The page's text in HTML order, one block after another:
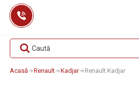
Skip
content
Caută
Acasă Renault Kadjar Renault Kadjar